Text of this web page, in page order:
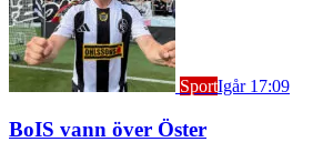
SportIgår 17:09
BoIS vann över Öster